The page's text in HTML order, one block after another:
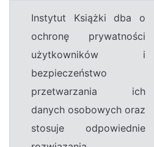
Instytut Książki dba o
ochronę prywatności
użytkowników i
bezpieczeństwo
przetwarzania ich
danych osobowych oraz
stosuje odpowiednie